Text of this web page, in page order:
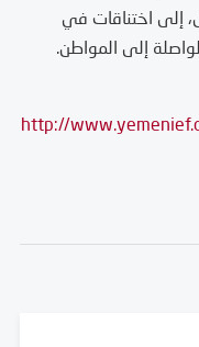
إلى اختناقات في
إلى المواطن.
http://